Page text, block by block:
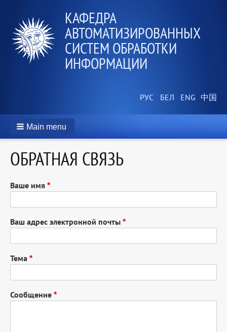
КАФЕДРА
АВТОМАТИЗИРОВАННЫХ
СИСТЕМ ОБРАБОТКИ
ИНФОРМАЦИИ
Main menu
ОБРАТНАЯ СВЯЗЬ
Ваше имя
Ваш адрес электронной почты
Тема
Сообщение